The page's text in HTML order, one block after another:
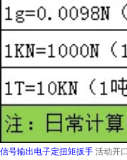
信号输出电子定扭矩扳手 活动开